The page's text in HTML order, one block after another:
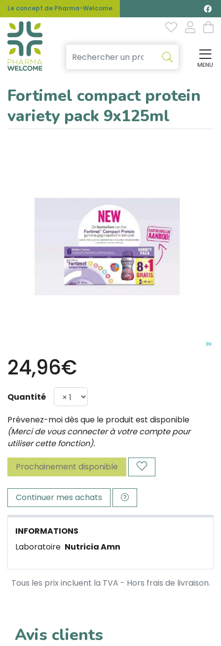
Le concept de Pharma-Welcome
MENU
Fortimel compact protein
variety pack 9x125ml
24,96€
Quantité
Prévenez-moi dès que le produit est disponible
(Merci de vous connecter à votre compte pour
utiliser cette fonction).
Prochainement disponible
Continuer mes achats
INFORMATIONS
Laboratoire Nutricia Amn
Tous les prix incluent la TVA - Hors frais de livraison.
Avis clients